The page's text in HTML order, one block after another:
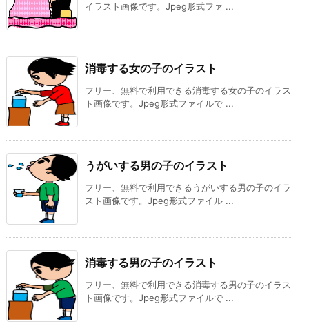
イラスト画像です。Jpeg形式ファ ...
消毒する女の子のイラスト
フリー、無料で利用できる消毒する女の子のイラス
ト画像です。Jpeg形式ファイルで ...
うがいする男の子のイラスト
フリー、無料で利用できるうがいする男の子のイラ
スト画像です。Jpeg形式ファイル ...
消毒する男の子のイラスト
フリー、無料で利用できる消毒する男の子のイラス
ト画像です。Jpeg形式ファイルで ...